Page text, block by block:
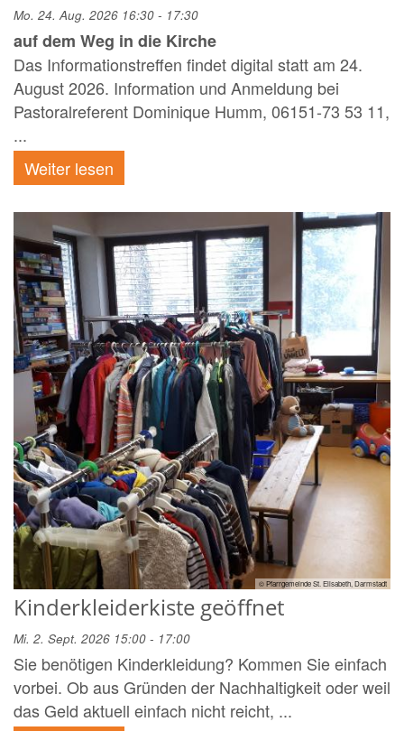
Mo. 24. Aug. 2026 16:30 - 17:30
auf dem Weg in die Kirche
Das Informationstreffen findet digital statt am 24.
August 2026. Information und Anmeldung bei
Pastoralreferent Dominique Humm, 06151-73 53 11,
...
Weiter lesen
© Pfarrgemeinde St. Elisabeth, Darmstadt
Kinderkleiderkiste geöffnet
Mi. 2. Sept. 2026 15:00 - 17:00
Sie benötigen Kinderkleidung? Kommen Sie einfach
vorbei. Ob aus Gründen der Nachhaltigkeit oder weil
das Geld aktuell einfach nicht reicht, ...